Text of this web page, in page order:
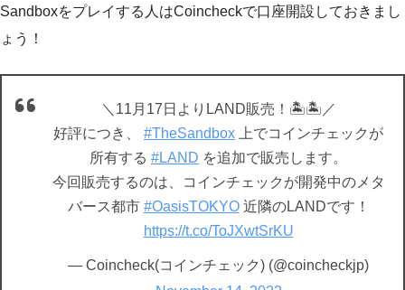
Sandboxをプレイする人はCoincheckで口座開設しておきまし
ょう！
＼11月17日よりLAND販売！🏝️🏝️／
好評につき、 #TheSandbox 上でコインチェックが
所有する #LAND を追加で販売します。
今回販売するのは、コインチェックが開発中のメタ
バース都市 #OasisTOKYO近隣のLANDです！
https://t.co/ToJXwtSrKU
— Coincheck(コインチェック) (@coincheckjp)